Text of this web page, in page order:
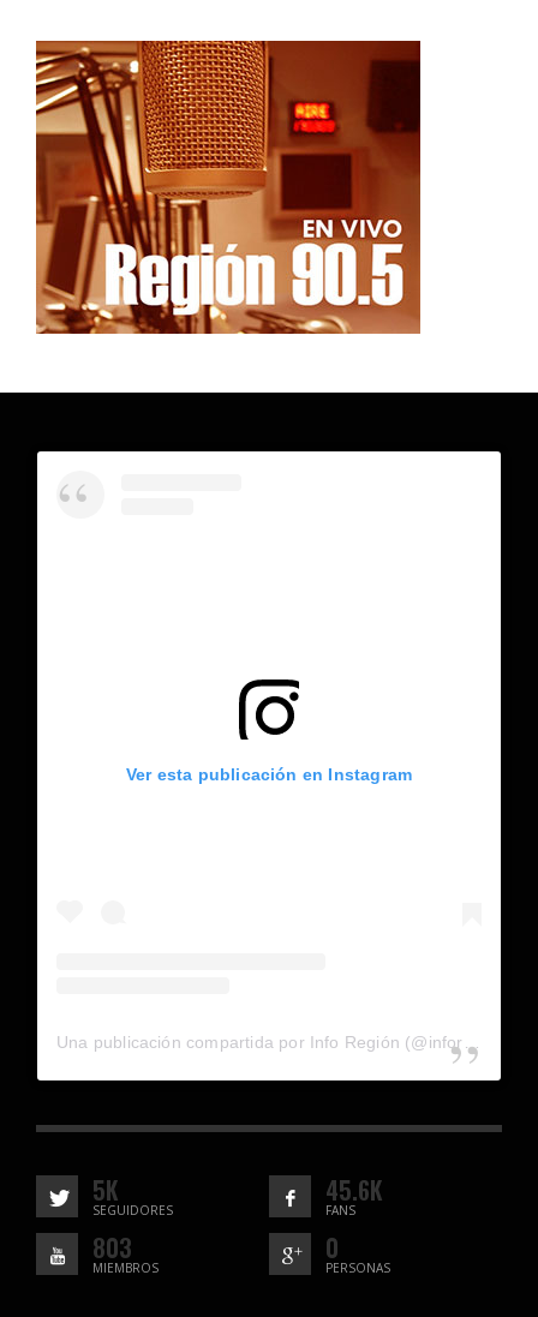
Ver esta publicación en Instagram
Una publicación compartida por Info Región (@inforegion_redes)
5K
SEGUIDORES
45.6K
FANS
803
MIEMBROS
0
PERSONAS